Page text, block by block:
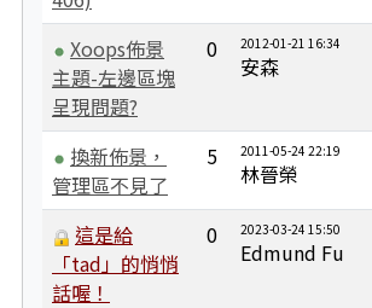
Xoops佈景
主題-左邊區塊
呈現問題?
0 2012-01-21 16:34
安森
換新佈景，
管理區不見了
5 2011-05-24 22:19
林晉榮
這是給
「tad」的悄悄
話喔！
0 2023-03-24 15:50
Edmund Fu